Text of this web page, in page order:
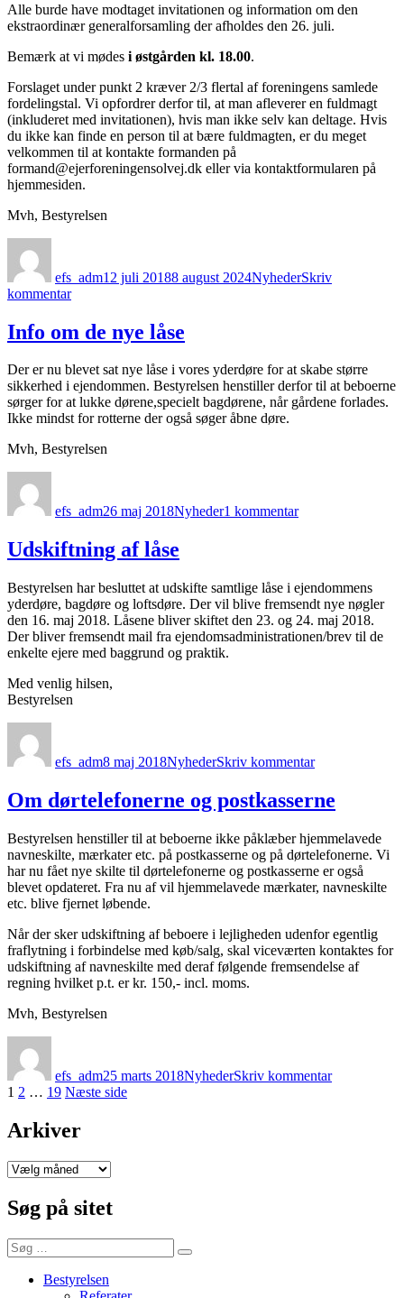
Alle burde have modtaget invitationen og information om den
ekstraordinær generalforsamling der afholdes den 26. juli.
Bemærk at vi mødes i østgården kl. 18.00.
Forslaget under punkt 2 kræver 2/3 flertal af foreningens samlede
fordelingstal. Vi opfordrer derfor til, at man afleverer en fuldmagt
(inkluderet med invitationen), hvis man ikke selv kan deltage. Hvis
du ikke kan finde en person til at bære fuldmagten, er du meget
velkommen til at kontakte formanden på
formand@ejerforeningensolvej.dk eller via kontaktformularen på
hjemmesiden.
Mvh, Bestyrelsen
efs_adm12 juli 20188 august 2024NyhederSkriv
kommentartil
ekstraordinær
den
26.
juli
Info om de nye låse
Der er nu blevet sat nye låse i vores yderdøre for at skabe større
sikkerhed i ejendommen. Bestyrelsen henstiller derfor til at beboerne
sørger for at lukke dørene,specielt bagdørene, når gårdene forlades.
Ikke mindst for rotterne der også søger åbne døre.
Mvh, Bestyrelsen
efs_adm26 maj 2018Nyheder1 kommentarom
Udskiftning af låse
Bestyrelsen har besluttet at udskifte samtlige låse i ejendommens
yderdøre, bagdøre og loftsdøre. Der vil blive fremsendt nye nøgler
den 16. maj 2018. Låsene bliver skiftet den 23. og 24. maj 2018.
Der bliver fremsendt mail fra ejendomsadministrationen/brev til de
enkelte ejere med baggrund og praktik.
Med venlig hilsen,
Bestyrelsen
efs_adm8 maj 2018NyhederSkriv kommentaraf
Om dørtelefonerne og postkasserne
Bestyrelsen henstiller til at beboerne ikke påklæber hjemmelavede
navneskilte, mærkater etc. på postkasserne og på dørtelefonerne. Vi
har nu fået nye skilte til dørtelefonerne og postkasserne er også
blevet opdateret. Fra nu af vil hjemmelavede mærkater, navneskilte
etc. blive fjernet løbende.
Når der sker udskiftning af beboere i lejligheden udenfor egentlig
fraflytning i forbindelse med køb/salg, skal viceværten kontaktes for
udskiftning af navneskilte med deraf følgende fremsendelse af
regning hvilket p.t. er kr. 150,- incl. moms.
Mvh, Bestyrelsen
efs_adm25 marts 2018NyhederSkriv kommentar
Navigation
til
indlæg
Side
1 Side
2 … Side
19 Næste side
Arkiver
Arkiver
Søg på sitet
Søg
efter:
Søg
Bestyrelsen